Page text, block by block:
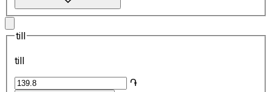
till
till
֏